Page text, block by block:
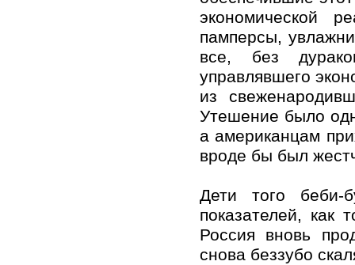
экономической
памперсы,
все, без
управлявшего
из
Утешение было
а американцам
вроде бы был
Дети того беби-
показателей,
Россия вновь
снова беззубо